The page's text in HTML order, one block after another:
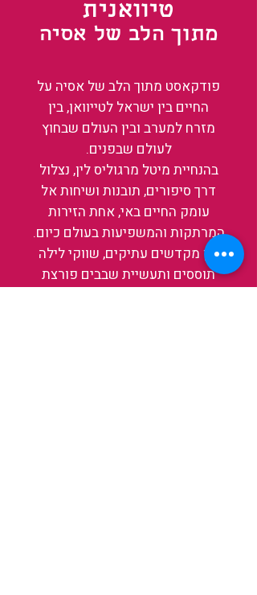
טיוואנית
מתוך הלב של אסיה
פודקאסט מתוך הלב של אסיה על
החיים בין ישראל לטייוואן, בין
מזרח למערב ובין העולם שבחוץ
לעולם שבפנים.
בהנחיית מיטל מרגוליס לין, נצלול
דרך סיפורים, תובנות ושיחות אל
עומק החיים באי, אחת הזירות
המרתקות והמשפיעות בעולם כיום.
בין מקדשים עתיקים, שווקי לילה
תוססים ותעשיית שבבים פורצת